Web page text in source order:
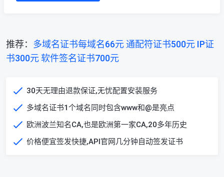
推荐： 多域名证书每域名66元通配符证书500元 IP证
书300元软件签名证书700元
30天无理由退款保证,无忧配置安装服务
多域名证书1个域名同时包含www和@是亮点
欧洲波兰知名CA,也是欧洲第一家CA,20多年历史
价格便宜签发快捷,API官网几分钟自动签发证书